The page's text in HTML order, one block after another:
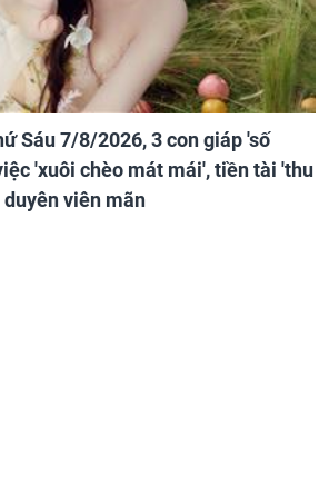
Sáu 7/8/2026, 3 con giáp 'số
'xuôi chèo mát mái', tiền tài 'thu
viên mãn